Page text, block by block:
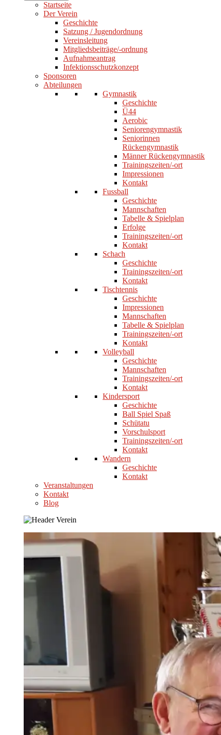
Startseite
Der Verein
Geschichte
Satzung / Jugendordnung
Vereinsleitung
Mitgliedsbeiträge/-ordnung
Aufnahmeantrag
Infektionsschutzkonzept
Sponsoren
Abteilungen
Gymnastik
Geschichte
Ü44
Aerobic
Seniorengymnastik
Seniorinnen
Rückengymnastik
Männer Rückengymnastik
Trainingszeiten/-ort
Impressionen
Kontakt
Fussball
Geschichte
Mannschaften
Tabelle & Spielplan
Erfolge
Trainingszeiten/-ort
Kontakt
Schach
Geschichte
Trainingszeiten/-ort
Kontakt
Tischtennis
Geschichte
Impressionen
Mannschaften
Tabelle & Spielplan
Trainingszeiten/-ort
Kontakt
Volleyball
Geschichte
Mannschaften
Trainingszeiten/-ort
Kontakt
Kindersport
Geschichte
Ball Spiel Spaß
Schütatu
Vorschulsport
Trainingszeiten/-ort
Kontakt
Wandern
Geschichte
Kontakt
Veranstaltungen
Kontakt
Blog